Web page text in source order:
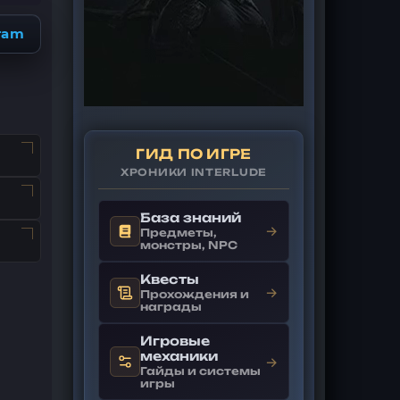
ГИД ПО ИГРЕ
ХРОНИКИ INTERLUDE
База знаний
Предметы,
монстры, NPC
→
Квесты
Прохождения и
награды
→
Игровые
механики
Гайды и системы
игры
→